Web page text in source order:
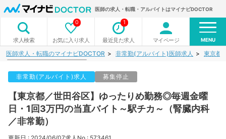
医師の求人・転職・アルバイトはマイナビDOCTOR
求人検索 お気に入り求人
0
最近見た求人
1
マイページ MENU
医師求人・転職のマイナビDOCTOR 非常勤(アルバイト)医師求人 東京都
非常勤(アルバイト)求人 募集停止
【東京都／世田谷区】ゆったりめ勤務◎毎週金曜
日・1回3万円の当直バイト～駅チカ～（腎臓内科
／非常勤）